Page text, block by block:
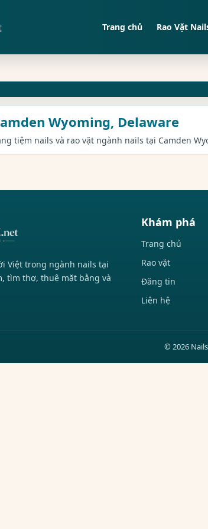
Trang chủ Rao Vặt
Wyoming, Delaware
tiệm nails và rao vặt ngành nails tại Camden
Việt trong ngành nails tại
tìm thợ, thuê mặt bằng và
Khám phá
Trang chủ
Rao vặt
Đăng tin
Liên hệ
© 2026